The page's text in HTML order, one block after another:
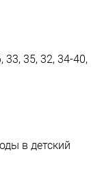
33, 35, 32, 34-40,
в детский